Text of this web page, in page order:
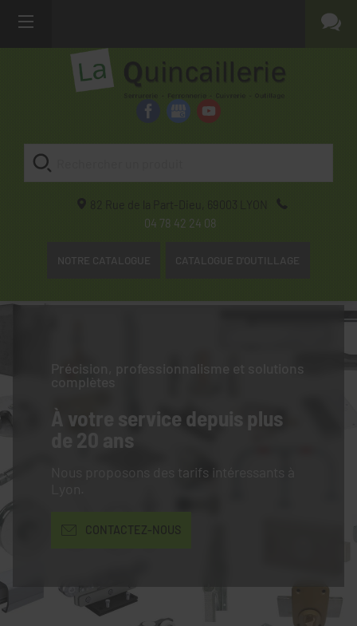
82 Rue de la Part-Dieu, 69003
LYON
04 78 42 24 08
NOTRE CATALOGUE CATALOGUE D'OUTILLAGE
Précision, professionnalisme et solutions
complètes
À votre service depuis plus
de 20 ans
Nous proposons des tarifs intéressants à
CONTACTEZ-NOUS